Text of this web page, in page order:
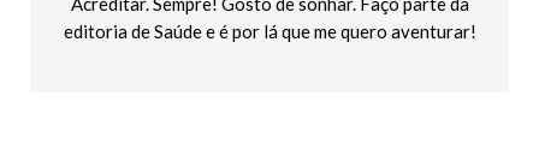
editoria de Saúde e é por lá que me quero aventurar!